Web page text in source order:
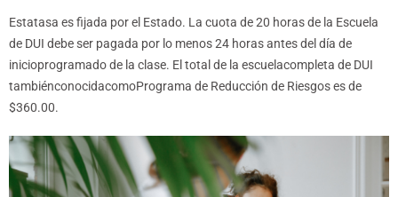
Estatasa es fijada por el Estado. La cuota de 20 horas de la Escuela
de DUI debe ser pagada por lo menos 24 horas antes del día de
inicioprogramado de la clase. El total de la escuelacompleta de DUI
tambiénconocidacomoPrograma de Reducción de Riesgos es de
$360.00.